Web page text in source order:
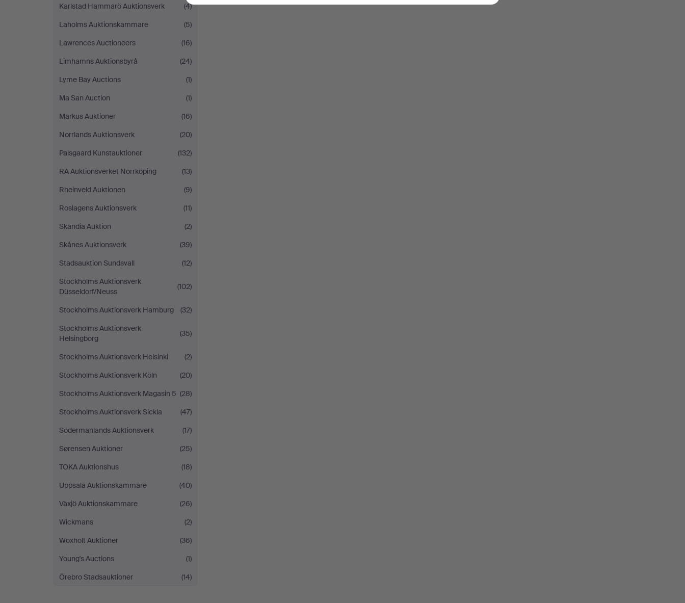
Karlstad Hammarö Auktionsverk
(4)
Laholms Auktionskammare
(5)
Lawrences Auctioneers
(16)
Limhamns Auktionsbyrå
(24)
Lyme Bay Auctions
(1)
Ma San Auction
(1)
Markus Auktioner
(16)
Norrlands Auktionsverk
(20)
Palsgaard Kunstauktioner
(132)
RA Auktionsverket Norrköping
(13)
Rheinveld Auktionen
(9)
Roslagens Auktionsverk
(11)
Skandia Auktion
(2)
Skånes Auktionsverk
(39)
Stadsauktion Sundsvall
(12)
Stockholms Auktionsverk
Düsseldorf/Neuss
(102)
Stockholms Auktionsverk Hamburg
(32)
Stockholms Auktionsverk
Helsingborg
(35)
Stockholms Auktionsverk Helsinki
(2)
Stockholms Auktionsverk Köln
(20)
Stockholms Auktionsverk Magasin 5 (28)
Stockholms Auktionsverk Sickla
(47)
Södermanlands Auktionsverk
(17)
Sørensen Auktioner
(25)
TOKA Auktionshus
(18)
Uppsala Auktionskammare
(40)
Växjö Auktionskammare
(26)
Wickmans
(2)
Woxholt Auktioner
(36)
Young's Auctions
(1)
Örebro Stadsauktioner
(14)